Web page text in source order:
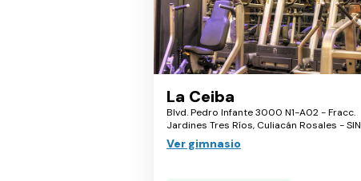
La Ceiba
Blvd. Pedro Infante 3000 N1-A02 - Fracc.
Jardines Tres Ríos, Culiacán Rosales - SIN
Ver gimnasio